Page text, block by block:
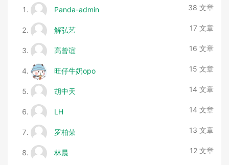
Panda-admin 38 文章
解弘艺 17 文章
高曾谊 16 文章
旺仔牛奶opo 15 文章
胡中天 14 文章
LH 14 文章
罗柏荣 13 文章
林晨 12 文章